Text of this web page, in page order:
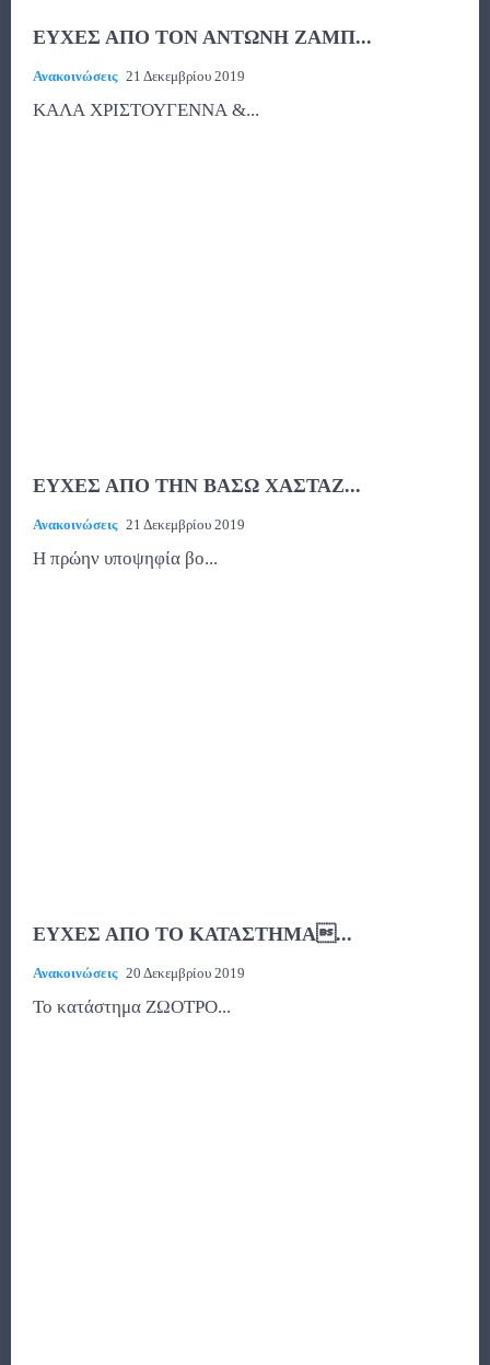
ΕΥΧΕΣ ΑΠΟ ΤΟΝ ΑΝΤΩΝΗ ΖΑΜΠ...
Ανακοινώσεις 21 Δεκεμβρίου 2019
ΚΑΛΑ ΧΡΙΣΤΟΥΓΕΝΝΑ &...
ΕΥΧΕΣ ΑΠΟ ΤΗΝ ΒΑΣΩ ΧΑΣΤΑΖ...
Ανακοινώσεις 21 Δεκεμβρίου 2019
Η πρώην υποψηφία βο...
ΕΥΧΕΣ ΑΠΟ ΤΟ ΚΑΤΑΣΤΗΜΑ...
Ανακοινώσεις 20 Δεκεμβρίου 2019
Το κατάστημα ΖΩΟΤΡΟ...